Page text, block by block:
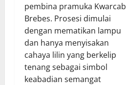
pembina pramuka Kwarcab
Brebes. Prosesi dimulai
dengan mematikan lampu
dan hanya menyisakan
cahaya lilin yang berkelip
tenang sebagai simbol
keabadian semangat